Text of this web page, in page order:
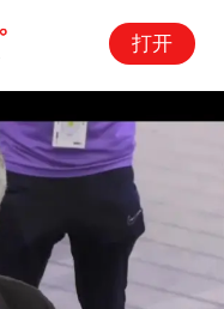
打开